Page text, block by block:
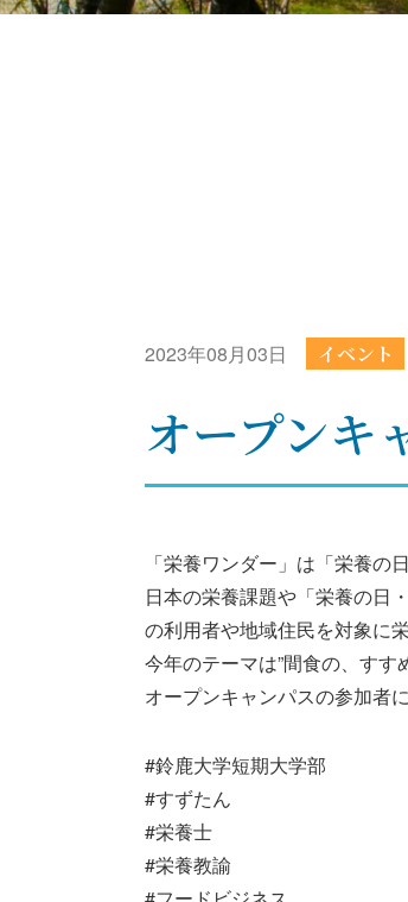
2023年08月03日 イベント
オープンキ
「栄養ワンダー」は「栄養の
日本の栄養課題や「栄養の日
の利用者や地域住民を対象に
今年のテーマは”間食の、すす
オープンキャンパスの参加者
#鈴鹿大学短期大学部
#すずたん
#栄養士
#栄養教諭